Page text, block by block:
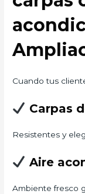
Cuando tus
Carpas
Resistentes y
Aire
Ambiente fresco